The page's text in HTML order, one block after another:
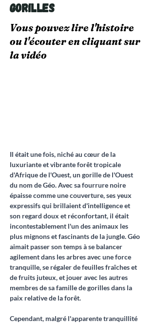
Gorilles
Vous pouvez lire l'histoire
ou l'écouter en cliquant sur
la vidéo
Il était une fois, niché au cœur de la
luxuriante et vibrante forêt tropicale
d'Afrique de l'Ouest, un gorille de l'Ouest
du nom de Géo. Avec sa fourrure noire
épaisse comme une couverture, ses yeux
expressifs qui brillaient d'intelligence et
son regard doux et réconfortant, il était
incontestablement l'un des animaux les
plus mignons et fascinants de la jungle. Géo
aimait passer son temps à se balancer
agilement dans les arbres avec une force
tranquille, se régaler de feuilles fraîches et
de fruits juteux, et jouer avec les autres
membres de sa famille de gorilles dans la
paix relative de la forêt.
Cependant, malgré l'apparente tranquillité